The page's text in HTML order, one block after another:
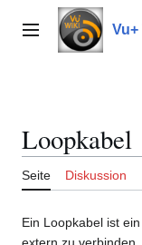
Inhalt
springenHauptmenü Vu+
Loopkabel
Seite Diskussion
Ein Loopkabel ist